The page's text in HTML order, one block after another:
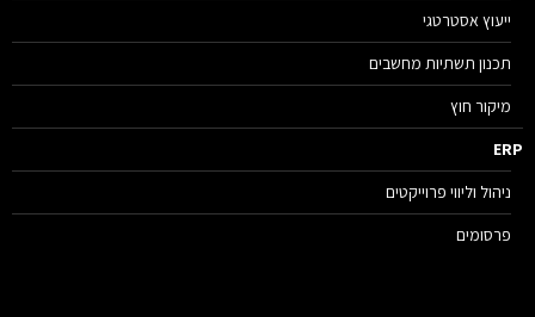
ייעוץ אסטרטגי
תכנון תשתיות מחשבים
מיקור חוץ
ניהול וליווי פרוייקטים
פרסומים